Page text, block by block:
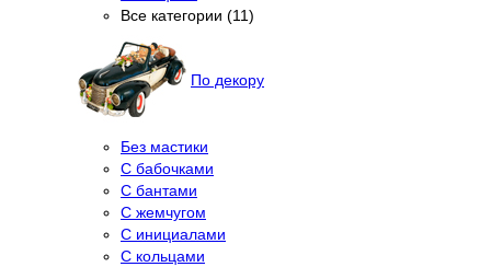
Все категории (11)
По декору
Без мастики
С бабочками
С бантами
С жемчугом
С инициалами
С кольцами